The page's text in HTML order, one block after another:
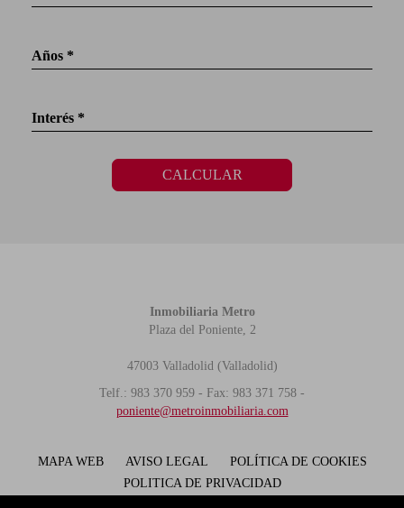
Años *
Interés *
CALCULAR
Inmobiliaria Metro
Plaza del Poniente, 2
47003 Valladolid (Valladolid)
Telf.: 983 370 959 - Fax: 983 371 758 -
poniente@metroinmobiliaria.com
MAPA WEB AVISO LEGAL
POLÍTICA DE COOKIES
POLITICA DE PRIVACIDAD